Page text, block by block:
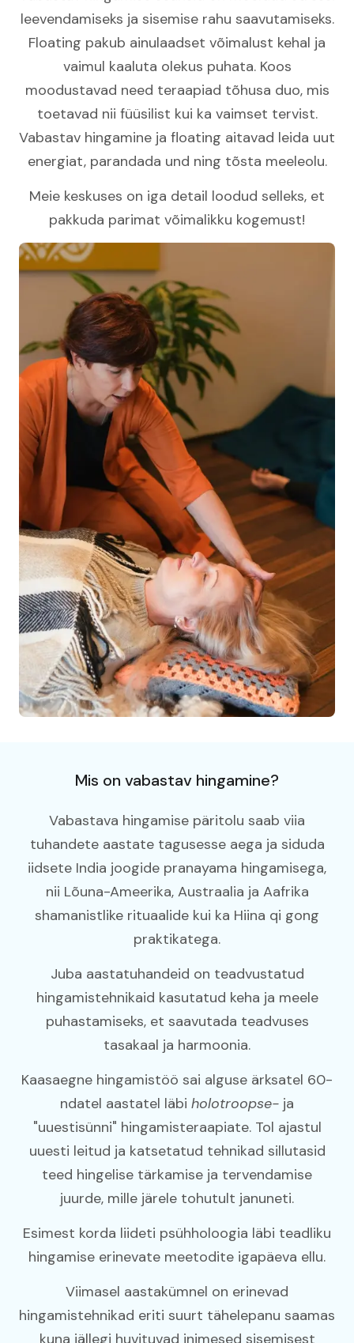
leevendamiseks ja sisemise rahu saavutamiseks.
Floating pakub ainulaadset võimalust kehal ja
vaimul kaaluta olekus puhata. Koos
moodustavad need teraapiad tõhusa duo, mis
toetavad nii füüsilist kui ka vaimset tervist.
Vabastav hingamine ja floating aitavad leida uut
energiat, parandada und ning tõsta meeleolu.
Meie keskuses on iga detail loodud selleks, et
pakkuda parimat võimalikku kogemust!
Mis on vabastav hingamine?
Vabastava hingamise päritolu saab viia
tuhandete aastate tagusesse aega ja siduda
iidsete India joogide pranayama hingamisega,
nii Lõuna-Ameerika, Austraalia ja Aafrika
shamanistlike rituaalide kui ka Hiina qi gong
praktikatega.
Juba aastatuhandeid on teadvustatud
hingamistehnikaid kasutatud keha ja meele
puhastamiseks, et saavutada teadvuses
tasakaal ja harmoonia.
Kaasaegne hingamistöö sai alguse ärksatel 60-
ndatel aastatel läbi holotroopse- ja
"uuestisünni" hingamisteraapiate. Tol ajastul
uuesti leitud ja katsetatud tehnikad sillutasid
teed hingelise tärkamise ja tervendamise
juurde, mille järele tohutult januneti.
Esimest korda liideti psühholoogia läbi teadliku
hingamise erinevate meetodite igapäeva ellu.
Viimasel aastakümnel on erinevad
hingamistehnikad eriti suurt tähelepanu saamas